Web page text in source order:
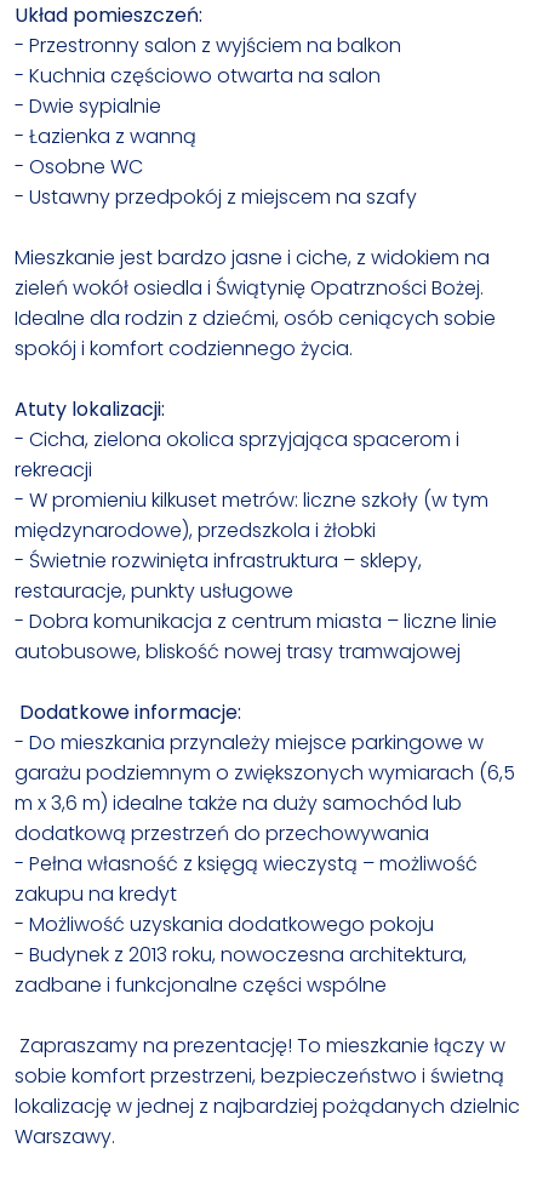
Układ pomieszczeń:
- Przestronny salon z wyjściem na balkon
- Kuchnia częściowo otwarta na salon
- Dwie sypialnie
- Łazienka z wanną
- Osobne WC
- Ustawny przedpokój z miejscem na szafy
Mieszkanie jest bardzo jasne i ciche, z widokiem na
zieleń wokół osiedla i Świątynię Opatrzności Bożej.
Idealne dla rodzin z dziećmi, osób ceniących sobie
spokój i komfort codziennego życia.
Atuty lokalizacji:
- Cicha, zielona okolica sprzyjająca spacerom i
rekreacji
- W promieniu kilkuset metrów: liczne szkoły (w tym
międzynarodowe), przedszkola i żłobki
- Świetnie rozwinięta infrastruktura – sklepy,
restauracje, punkty usługowe
- Dobra komunikacja z centrum miasta – liczne linie
autobusowe, bliskość nowej trasy tramwajowej
Dodatkowe informacje:
- Do mieszkania przynależy miejsce parkingowe w
garażu podziemnym o zwiększonych wymiarach (6,5
m x 3,6 m) idealne także na duży samochód lub
dodatkową przestrzeń do przechowywania
- Pełna własność z księgą wieczystą – możliwość
zakupu na kredyt
- Możliwość uzyskania dodatkowego pokoju
- Budynek z 2013 roku, nowoczesna architektura,
zadbane i funkcjonalne części wspólne
Zapraszamy na prezentację! To mieszkanie łączy w
sobie komfort przestrzeni, bezpieczeństwo i świetną
lokalizację w jednej z najbardziej pożądanych dzielnic
Warszawy.